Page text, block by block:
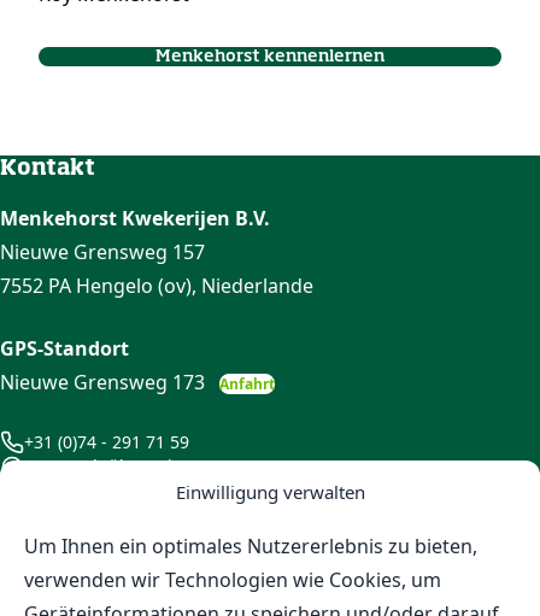
Einwilligung verwalten
Um Ihnen ein optimales Nutzererlebnis zu bieten,
verwenden wir Technologien wie Cookies, um
Menkehorst kennenlernen
Kontakt
Menkehorst Kwekerijen B.V.
Nieuwe Grensweg 157
7552 PA Hengelo (ov), Niederlande
GPS-Standort
Nieuwe Grensweg 173
Anfahrt
+31 (0)74 - 291 71 59
Jetzt auch über WhatsApp!
info@menkehorst.nl
Halten Sie sich über unsere Angebote, Ausstellungen und
andere Entwicklungen informiert, indem Sie sich für